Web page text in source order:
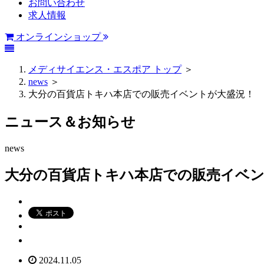
お問い合わせ
求人情報
オンラインショップ
メディサイエンス・エスポア トップ＞
news ＞
大分の百貨店トキハ本店での販売イベントが大盛況！
ニュース＆お知らせ
news
大分の百貨店トキハ本店での販売イベ
2024.11.05